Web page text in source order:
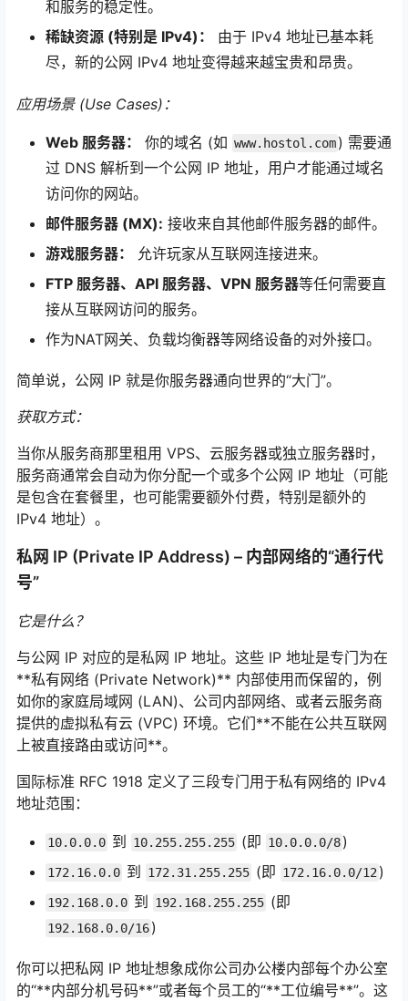
和服务的稳定性。
稀缺资源 (特别是 IPv4)：
由于 IPv4 地址已基本耗
尽，新的公网 IPv4 地址变得越来越宝贵和昂贵。
应用场景 (Use Cases)：
Web 服务器： 你的域名 (如 www.hostol.com) 需要通
过 DNS 解析到一个公网 IP 地址，用户才能通过域名
访问你的网站。
邮件服务器 (MX): 接收来自其他邮件服务器的邮件。
游戏服务器：
允许玩家从互联网连接进来。
FTP 服务器、API 服务器、VPN 服务器等任何需要直
接从互联网访问的服务。
作为NAT网关、负载均衡器等网络设备的对外接口。
简单说，公网 IP 就是你服务器通向世界的“大门”。
获取方式：
当你从服务商那里租用 VPS、云服务器或独立服务器时，
服务商通常会自动为你分配一个或多个公网 IP 地址（可能
是包含在套餐里，也可能需要额外付费，特别是额外的
IPv4 地址）。
私网 IP (Private IP Address) – 内部网络的“通行代
号”
它是什么？
与公网 IP 对应的是私网 IP 地址。这些 IP 地址是专门为在
**私有网络 (Private Network)** 内部使用而保留的，例
如你的家庭局域网 (LAN)、公司内部网络、或者云服务商
提供的虚拟私有云 (VPC) 环境。它们**不能在公共互联网
上被直接路由或访问**。
国际标准 RFC 1918 定义了三段专门用于私有网络的 IPv4
地址范围：
10.0.0.0 到 10.255.255.255 (即 10.0.0.0/8)
172.16.0.0 到 172.31.255.255 (即 172.16.0.0/12 )
192.168.0.0 到 192.168.255.255 (即
192.168.0.0/16)
你可以把私网 IP 地址想象成你公司办公楼内部每个办公室
的“**内部分机号码**”或者每个员工的“**工位编号**”。这